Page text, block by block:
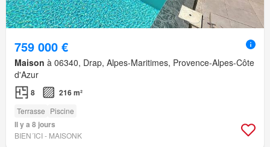
759 000 €
Maison à 06340, Drap, Alpes-Maritimes, Provence-Alpes-Côte
d'Azur
8 216 m²
Terrasse Piscine
Il y a 8 jours
BIEN´ICI - MAISONK